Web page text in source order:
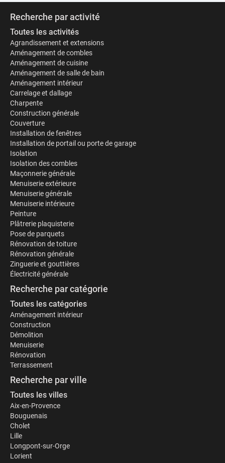
Recherche par activité
Toutes les activités
Agrandissement et extensions
Aménagement de combles
Aménagement de cuisine
Aménagement de salle de bain
Aménagement intérieur
Carrelage et dallage
Charpente
Construction générale
Couverture
Installation de fenêtres
Installation de portail ou porte de garage
Isolation
Isolation des combles
Maçonnerie générale
Menuiserie extérieure
Menuiserie générale
Menuiserie intérieure
Peinture
Plâtrerie plaquisterie
Pose de parquets
Rénovation de toiture
Rénovation générale
Zinguerie et gouttières
Électricité générale
Recherche par catégorie
Toutes les catégories
Aménagement intérieur
Construction
Démolition
Menuiserie
Rénovation
Terrassement
Recherche par ville
Toutes les villes
Aix-en-Provence
Bouguenais
Cholet
Lille
Longpont-sur-Orge
Lorient